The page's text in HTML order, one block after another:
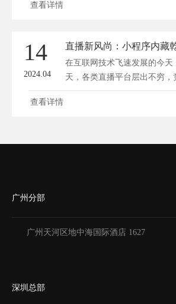
查看详情
14
2024.04
在互联网技术飞速发展的今天
天，各类直播平台层出不穷，
了...
查看详情
广州分部
广州天河区地中海国际酒店 1627
深圳总部